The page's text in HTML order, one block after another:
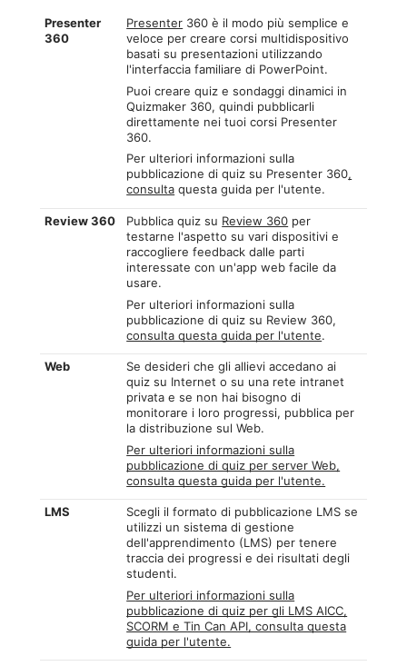
Presenter
360
Presenter 360 è il modo più semplice e
veloce per creare corsi multidispositivo
basati su presentazioni utilizzando
l'interfaccia familiare di PowerPoint.
Puoi creare quiz e sondaggi dinamici in
Quizmaker 360, quindi pubblicarli
direttamente nei tuoi corsi Presenter
360.
Per ulteriori informazioni sulla
pubblicazione di quiz su Presenter 360,
consulta questa guida per l'utente.
Review 360 Pubblica quiz su Review 360 per
testarne l'aspetto su vari dispositivi e
raccogliere feedback dalle parti
interessate con un'app web facile da
usare.
Per ulteriori informazioni sulla
pubblicazione di quiz su Review 360,
consulta questa guida per l'utente.
Web
Se desideri che gli allievi accedano ai
quiz su Internet o su una rete intranet
privata e se non hai bisogno di
monitorare i loro progressi, pubblica per
la distribuzione sul Web.
Per ulteriori informazioni sulla
pubblicazione di quiz per server Web,
consulta questa guida per l'utente.
LMS
Scegli il formato di pubblicazione LMS se
utilizzi un sistema di gestione
dell'apprendimento (LMS) per tenere
traccia dei progressi e dei risultati degli
studenti.
Per ulteriori informazioni sulla
pubblicazione di quiz per gli LMS AICC,
SCORM e Tin Can API, consulta questa
guida per l'utente.